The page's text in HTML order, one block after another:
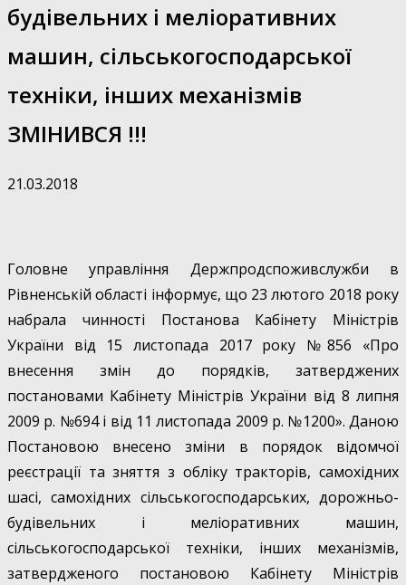
будівельних і меліоративних
машин, сільськогосподарської
техніки, інших механізмів
ЗМІНИВСЯ !!!
21.03.2018
Головне управління Держпродспоживслужби в
Рівненській області інформує, що 23 лютого 2018 року
набрала чинності Постанова Кабінету Міністрів
України від 15 листопада 2017 року №856 «Про
внесення змін до порядків, затверджених
постановами Кабінету Міністрів України від 8 липня
2009 р. №694 і від 11 листопада 2009 р. №1200». Даною
Постановою внесено зміни в порядок відомчої
реєстрації та зняття з обліку тракторів, самохідних
шасі, самохідних сільськогосподарських, дорожньо-
будівельних і меліоративних машин,
сільськогосподарської техніки, інших механізмів,
затвердженого постановою Кабінету Міністрів